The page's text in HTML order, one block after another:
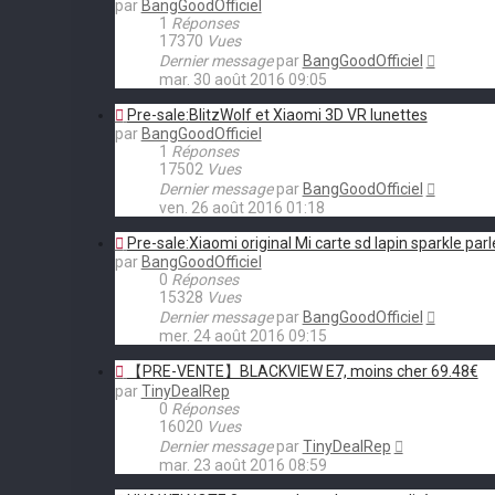
par BangGoodOfficiel
1 Réponses
17370 Vues
Dernier messagepar BangGoodOfficiel
mar. 30 août 2016 09:05
Pre-sale:BlitzWolf et Xiaomi 3D VR lunettes
par BangGoodOfficiel
1 Réponses
17502 Vues
Dernier messagepar BangGoodOfficiel
ven. 26 août 2016 01:18
Pre-sale:Xiaomi original Mi carte sd lapin sparkle
par BangGoodOfficiel
0 Réponses
15328 Vues
Dernier messagepar BangGoodOfficiel
mer. 24 août 2016 09:15
【PRE-VENTE】BLACKVIEW E7, moins cher 69.48€
parTinyDealRep
0 Réponses
16020 Vues
Dernier messageparTinyDealRep
mar. 23 août 2016 08:59